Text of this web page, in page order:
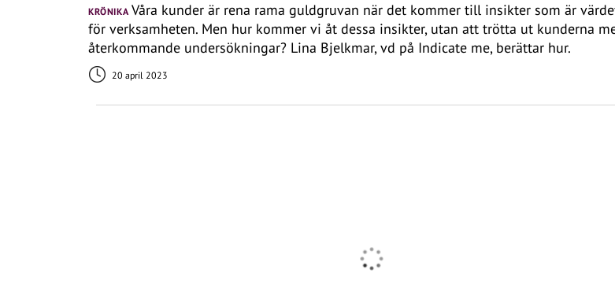
KRÖNIKAVåra kunder är rena rama guldgruvan när det kommer till insikter som är
för verksamheten. Men hur kommer vi åt dessa insikter, utan att trötta ut kunderna
återkommande undersökningar? Lina Bjelkmar, vd på Indicate me, berättar hur.
20 april 2023